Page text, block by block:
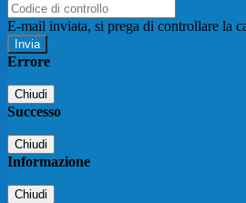
E-mail inviata, si prega di controllare la
Errore
Chiudi
Successo
Chiudi
Informazione
Chiudi